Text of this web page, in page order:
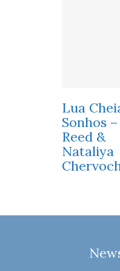
Lua
Sonhos
Reed &
Nataliya